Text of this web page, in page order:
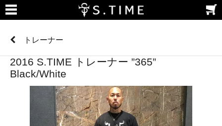
トレーナー
2016 S.TIME トレーナー ”365”
Black/White